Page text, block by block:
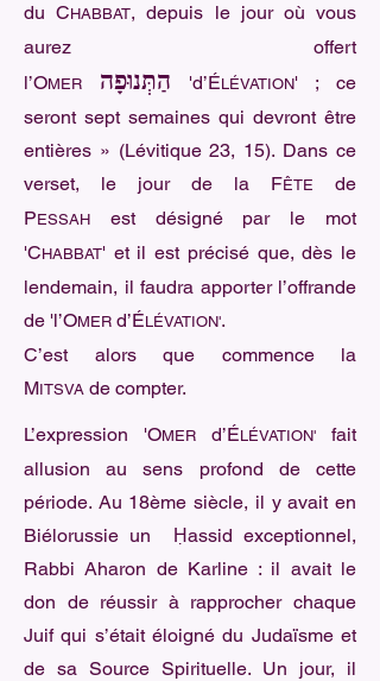
du CHABBAT, depuis le jour où vous
aurez offert
l’OMER הַתְּנוּפָה 'd’ÉLÉVATION' ; ce
seront sept semaines qui devront être
entières » (Lévitique 23, 15). Dans ce
verset, le jour de la FÊTE
de
PESSAH
est désigné par le mot
'CHABBAT' et il est précisé que, dès le
lendemain, il faudra apporter l’offrande
de 'l’OMER d’ÉLÉVATION'.
C’est alors que commence la
MITSVA de compter.
L’expression 'OMER d’ÉLÉVATION'
fait
allusion au sens profond de cette
période. Au 18ème siècle, il y avait en
Biélorussie un Ḥassid exceptionnel,
Rabbi Aharon de Karline : il avait le
don de réussir à rapprocher chaque
Juif qui s’était éloigné du Judaïsme et
de sa Source Spirituelle. Un jour, il